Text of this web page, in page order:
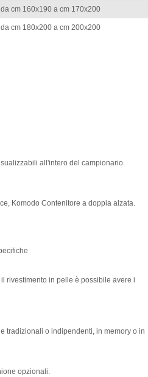
da cm 160x190 a cm 170x200
da cm 180x200 a cm 200x200
all'intero del campionario.
Komodo Contenitore a doppia alzata.
rivestimento in pelle è possibile avere i
tradizionali o indipendenti, in memory o in
opzionali.